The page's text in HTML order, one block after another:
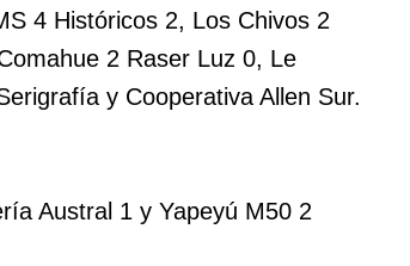
4 Históricos 2, Los Chivos 2
2 Raser Luz 0, Le
y Cooperativa Allen Sur.
Austral 1 y Yapeyú M50 2